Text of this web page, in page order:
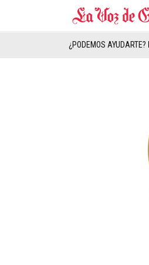
¿PODEMOS AYUDARTE?